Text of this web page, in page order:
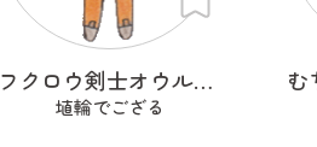
フクロウ剣士オウルフリート
埴輪でござる